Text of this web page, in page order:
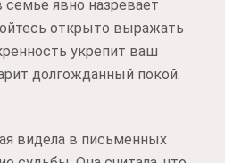
семье явно назревает
открыто выражать
укрепит ваш
долгожданный покой.
видела в письменных